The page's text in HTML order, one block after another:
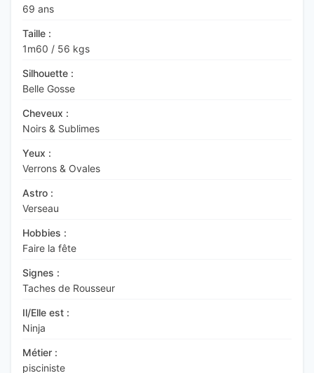
69 ans
Taille :
1m60 / 56 kgs
Silhouette :
Belle Gosse
Cheveux :
Noirs & Sublimes
Yeux :
Verrons & Ovales
Astro :
Verseau
Hobbies :
Faire la fête
Signes :
Taches de Rousseur
Il/Elle est :
Ninja
Métier :
pisciniste